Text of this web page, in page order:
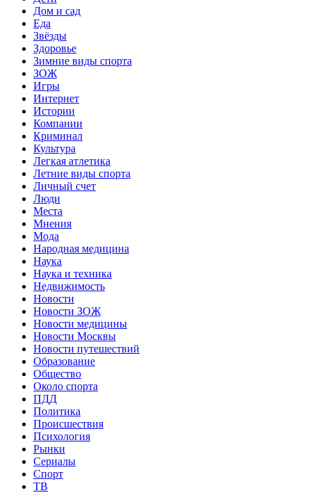
Дом и сад
Еда
Звёзды
Здоровье
Зимние виды спорта
ЗОЖ
Игры
Интернет
Истории
Компании
Криминал
Культура
Легкая атлетика
Летние виды спорта
Личный счет
Люди
Места
Мнения
Мода
Народная медицина
Наука
Наука и техника
Недвижимость
Новости
Новости ЗОЖ
Новости медицины
Новости Москвы
Новости путешествий
Образование
Общество
Около спорта
ПДД
Политика
Происшествия
Психология
Рынки
Сериалы
Спорт
ТВ